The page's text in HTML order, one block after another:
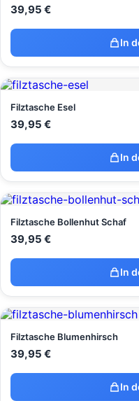
39,95 €
In
Filztasche Esel
39,95 €
In
Filztasche Bollenhut Schaf
39,95 €
In
Filztasche Blumenhirsch
39,95 €
In